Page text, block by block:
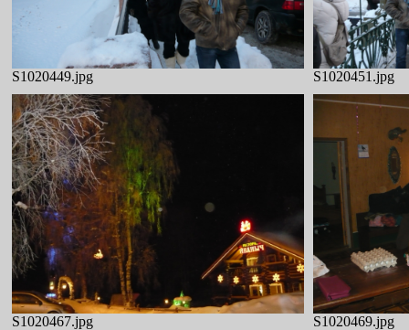
S1020449.jpg S1020451.jpg
S1020467.jpg S1020469.jpg